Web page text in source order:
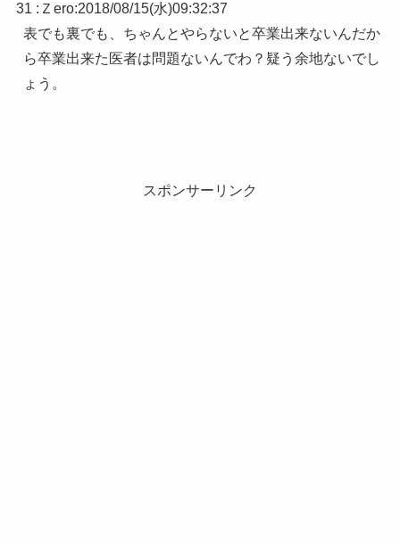
31 : Ｚero:2018/08/15(水)09:32:37
表でも裏でも、ちゃんとやらないと卒業出来ないんだか
ら卒業出来た医者は問題ないんでわ？疑う余地ないでし
ょう。
スポンサーリンク